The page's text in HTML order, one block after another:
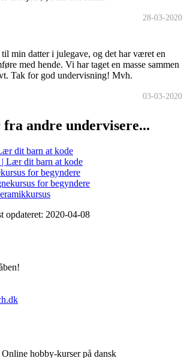
28-03-2020
til min datter i julegave, og det har været en
med hende. Vi har taget en masse sammen
Tak for god undervisning! Mvh.
03-03-2020
andre undervisere...
dit barn at kode
for begyndere
opdateret: 2020-04-08
Online hobby-kurser på dansk